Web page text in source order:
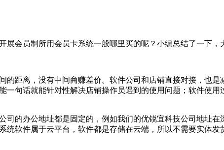
展会员制所用会员卡系统一般哪里买的呢？小编总结了一下，
的距离，没有中间商赚差价。软件公司和店铺直接对接，也
一句话就能针对性解决店铺操作员遇到的使用问题；软件使
司的办公地址都是固定的，例如我们的优锐宜科技公司地址
软件属于云平台，软件都是存储在云端，所以不需要实体